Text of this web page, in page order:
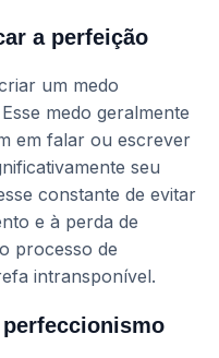
a perfeição
um medo
medo geralmente
em falar ou escrever
seu
constante de evitar
e à perda de
processo de
intransponível.